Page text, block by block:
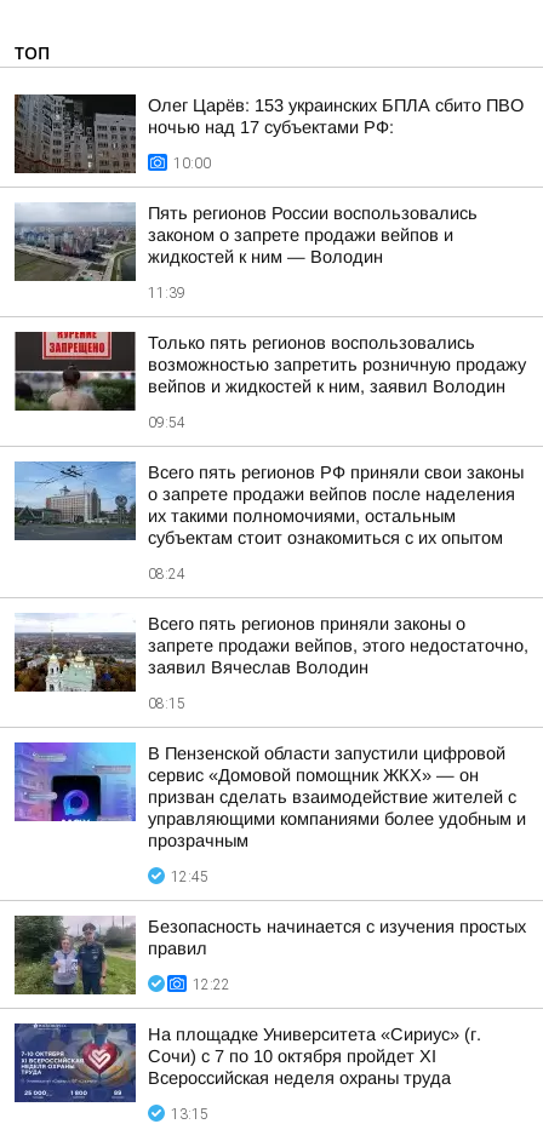
ТОП
Олег Царёв: 153 украинских БПЛА сбито ПВО
ночью над 17 субъектами РФ:
10:00
Пять регионов России воспользовались
законом о запрете продажи вейпов и
жидкостей к ним — Володин
11:39
Только пять регионов воспользовались
возможностью запретить розничную продажу
вейпов и жидкостей к ним, заявил Володин
09:54
Всего пять регионов РФ приняли свои законы
о запрете продажи вейпов после наделения
их такими полномочиями, остальным
субъектам стоит ознакомиться с их опытом
08:24
Всего пять регионов приняли законы о
запрете продажи вейпов, этого недостаточно,
заявил Вячеслав Володин
08:15
В Пензенской области запустили цифровой
сервис «Домовой помощник ЖКХ» — он
призван сделать взаимодействие жителей с
управляющими компаниями более удобным и
прозрачным
12:45
Безопасность начинается с изучения простых
правил
12:22
На площадке Университета «Сириус» (г.
Сочи) с 7 по 10 октября пройдет XI
Всероссийская неделя охраны труда
13:15